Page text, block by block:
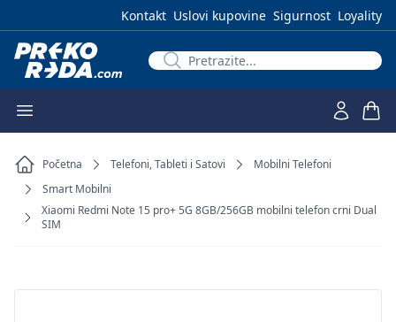
Kontakt Uslovi kupovine Sigurnost Loyality
Početna Telefoni, Tableti i Satovi
Mobilni Telefoni
Smart Mobilni
Xiaomi Redmi Note 15 pro+ 5G 8GB/256GB mobilni telefon crni Dual
SIM